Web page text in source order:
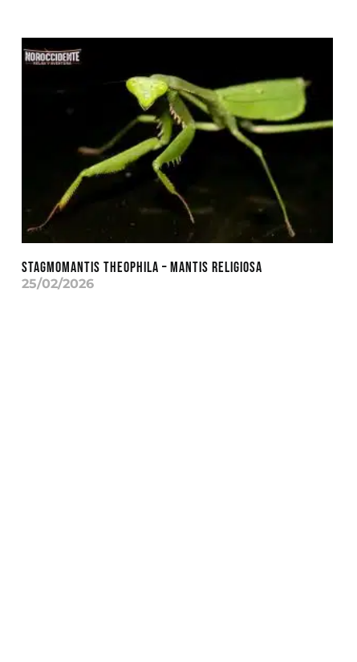
Stagmomantis theophila – Mantis Religiosa
25/02/2026